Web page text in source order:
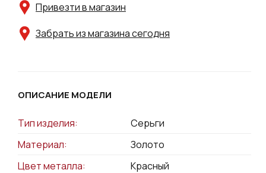
Привезти в магазин
Забрать из магазина сегодня
ОПИСАНИЕ МОДЕЛИ
Тип изделия:
Серьги
Материал:
Золото
Цвет металла:
Красный